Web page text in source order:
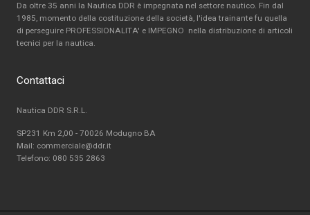
Da oltre 35 anni la Nautica DDR è impegnata nel settore nautico. Fin dal
1985, momento della costituzione della società, l'idea trainante fu quella
di perseguire PROFESSIONALITA' e IMPEGNO nella distribuzione di articoli
tecnici per la nautica.
Contattaci
Nautica DDR S.R.L.
SP231 Km 2,00 - 70026 Modugno BA
Mail: commerciale@ddr.it
Telefono: 080 535 2863